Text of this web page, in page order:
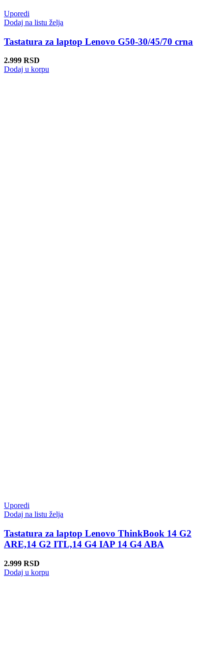
Uporedi
Dodaj na listu želja
Tastatura za laptop Lenovo G50-30/45/70 crna
2.999 RSD
Dodaj u korpu
Uporedi
Dodaj na listu želja
Tastatura za laptop Lenovo ThinkBook 14 G2
ARE,14 G2 ITL,14 G4 IAP 14 G4 ABA
2.999 RSD
Dodaj u korpu